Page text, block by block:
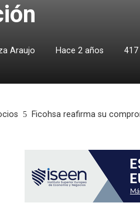
Araujo Hace 2 años 417
Ficohsa reafirma su